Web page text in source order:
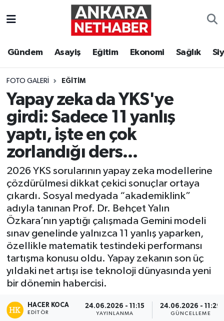
Gündem Asayiş Eğitim Ekonomi Sağlık
FOTO GALERI EĞITIM
Yapay zeka da YKS'ye
girdi: Sadece 11 yanlış
yaptı, işte en çok
zorlandığı ders...
2026 YKS sorularının yapay zeka modellerine
çözdürülmesi dikkat çekici sonuçlar ortaya
çıkardı. Sosyal medyada “akademiklink”
adıyla tanınan Prof. Dr. Behçet Yalın
Özkara’nın yaptığı çalışmada Gemini modeli
sınav genelinde yalnızca 11 yanlış yaparken,
özellikle matematik testindeki performansı
tartışma konusu oldu. Yapay zekanın son üç
yıldaki net artışı ise teknoloji dünyasında yeni
bir dönemin habercisi.
HACER KOCA
EDITÖR
24.06.2026 - 11:15
YAYINLANMA
24.06.2026 - 11:29
GÜNCELLEME
Ekonomi
Gündem
Kim Kimdir Nereli
Resmi İlanlar
Sağlık
Siyaset
Spor
Ankara Hava Durumu
Tüm Manşetler
Son Dakika Haberleri
Haber Arşivi